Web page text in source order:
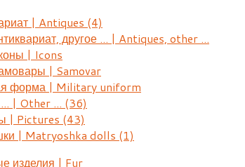
| Antiques (4)
другое ... | Antiques, other ...
| Icons
| Samovar
форма | Military uniform
| Other ... (36)
| Pictures (43)
| Matryoshka dolls (1)
изделия | Fur